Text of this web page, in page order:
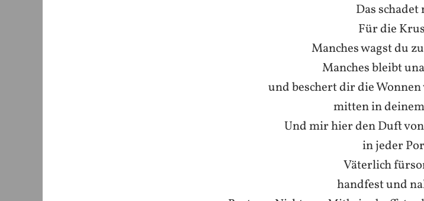
Das schadet
Für die
Manches wagst du
Manches bleibt
und beschert dir die
mitten in
Und mir hier den Duft
in jeder
Väterlich
handfest und